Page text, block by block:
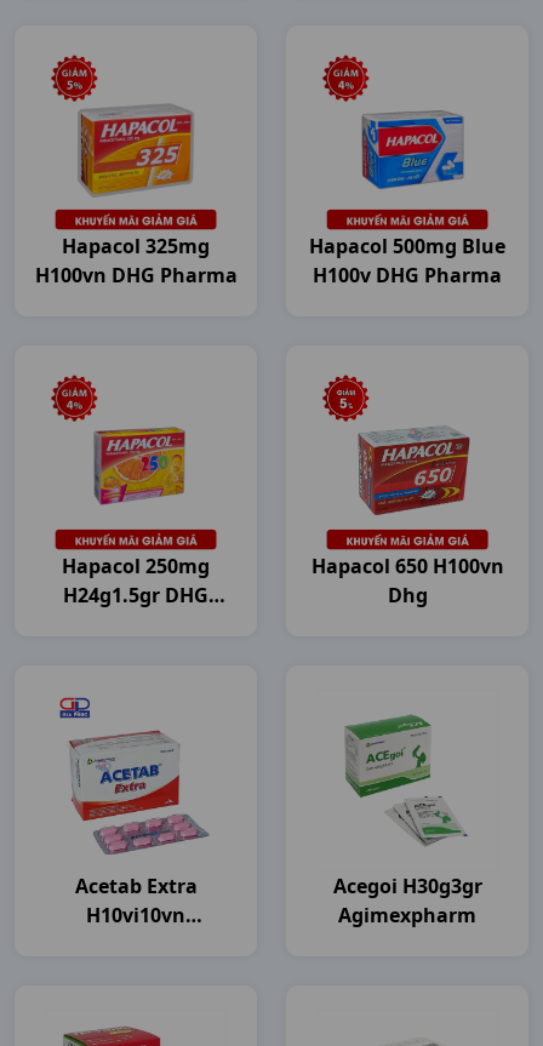
Hapacol 325mg
H100vn DHG Pharma
Hapacol 500mg Blue
H100v DHG Pharma
Hapacol 250mg
H24g1.5gr DHG
Hapacol 650 H100vn
Dhg
Acetab Extra
H10vi10vn
Acegoi H30g3gr
Agimexpharm